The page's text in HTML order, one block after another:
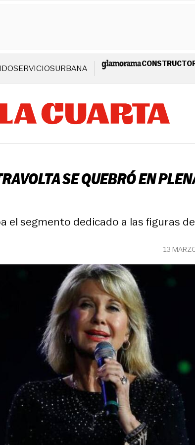
SERVICIOSURBANA
SE QUEBRÓ EN
segmento dedicado a las figuras
13